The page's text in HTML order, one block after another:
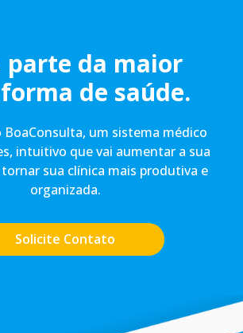
parte da maior
de saúde.
BoaConsulta, um sistema médico
intuitivo que vai aumentar a sua
sua clínica mais produtiva e
organizada.
Solicite Contato